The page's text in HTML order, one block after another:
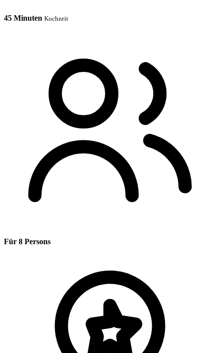
45 Minuten Kochzeit
Für 8 Persons